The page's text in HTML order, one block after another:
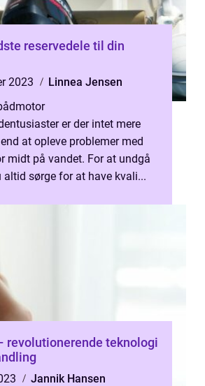
reservedele til din
2023
Linnea Jensen
er der intet mere
at opleve problemer med
midt på vandet. For at undgå
altid sørge for at have kvali...
revolutionerende teknologi
Jannik Hansen